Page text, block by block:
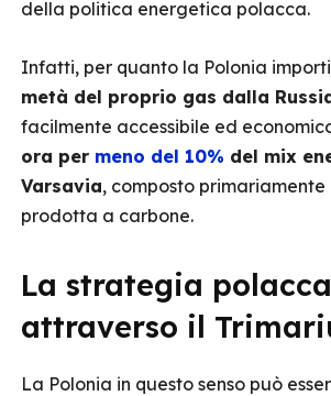
della politica energetica polacca.
Infatti, per quanto la Polonia
metà del proprio gas dalla
facilmente accessibile ed
ora per meno del 10% del mix
Varsavia, composto
prodotta a carbone.
La strategia polacca
attraverso il
La Polonia in questo senso può